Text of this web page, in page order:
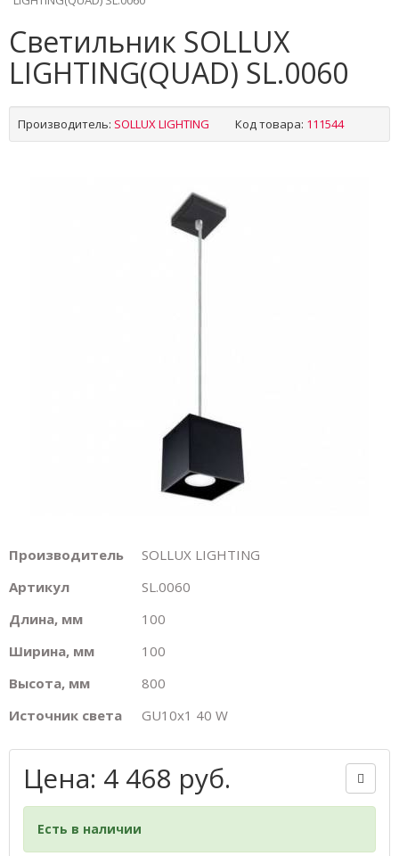
Светильник SOLLUX
LIGHTING(QUAD) SL.0060
Производитель: SOLLUX LIGHTING Код товара: 111544
Производитель
SOLLUX LIGHTING
Артикул
SL.0060
Длина, мм
100
Ширина, мм
100
Высота, мм
800
Источник света
GU10х1 40 W
Цена: 4 468 руб.
Есть в наличии